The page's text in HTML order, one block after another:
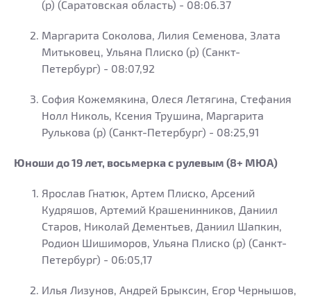
(р) (Саратовская область) - 08:06.37
Маргарита Соколова, Лилия Семенова, Злата
Митьковец, Ульяна Плиско (р) (Санкт-
Петербург) - 08:07,92
София Кожемякина, Олеся Летягина, Стефания
Нолл Николь, Ксения Трушина, Маргарита
Рулькова (р) (Санкт-Петербург) - 08:25,91
Юноши до 19 лет, восьмерка с рулевым (8+ МЮА)
Ярослав Гнатюк, Артем Плиско, Арсений
Кудряшов, Артемий Крашенинников, Даниил
Старов, Николай Дементьев, Даниил Шапкин,
Родион Шишиморов, Ульяна Плиско (р) (Санкт-
Петербург) - 06:05,17
Илья Лизунов, Андрей Брыксин, Егор Чернышов,